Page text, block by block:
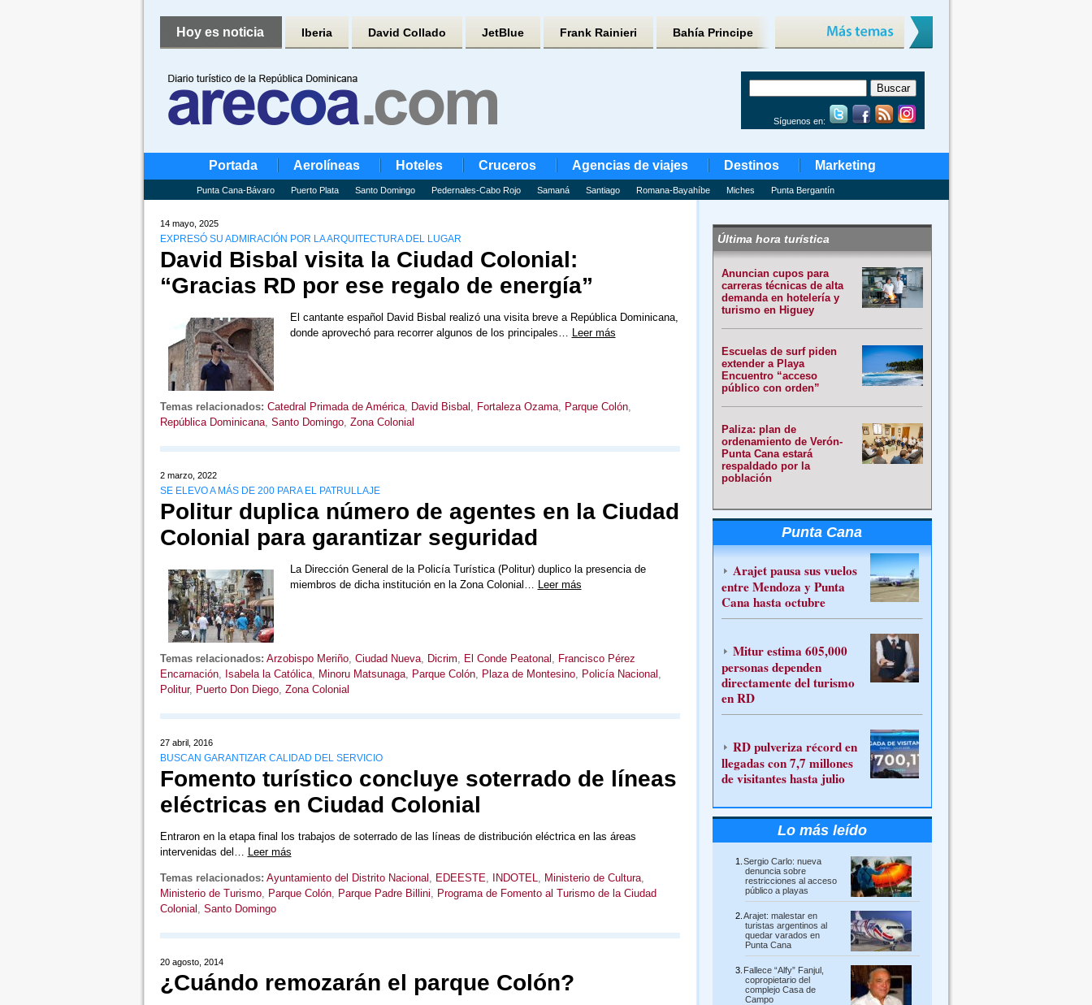
Hoy es noticia Iberia David Collado JetBlue Frank Rainieri Bahía Principe
Síguenos en:
Portada Aerolíneas Hoteles Cruceros Agencias de viajes Destinos Marketing
Punta Cana-Bávaro Puerto Plata Santo Domingo Pedernales-Cabo Rojo Samaná Santiago Romana-Bayahíbe Miches Punta Bergantín
14 mayo, 2025
EXPRESÓ SU ADMIRACIÓN POR LA ARQUITECTURA DEL LUGAR
David Bisbal visita la Ciudad Colonial:
“Gracias RD por ese regalo de energía”
El cantante español David Bisbal realizó una visita breve a República Dominicana,
donde aprovechó para recorrer algunos de los principales… Leer más
Temas relacionados: Catedral Primada de América, David Bisbal , Fortaleza Ozama, Parque Colón,
República Dominicana, Santo Domingo, Zona Colonial
2 marzo, 2022
SE ELEVO A MÁS DE 200 PARA EL PATRULLAJE
Politur duplica número de agentes en la Ciudad
Colonial para garantizar seguridad
La Dirección General de la Policía Turística (Politur) duplico la presencia de
miembros de dicha institución en la Zona Colonial… Leer más
Temas relacionados: Arzobispo Meriño, Ciudad Nueva, Dicrim, El Conde Peatonal , Francisco Pérez
Encarnación, Isabela la Católica, Minoru Matsunaga, Parque Colón, Plaza de Montesino, Policía Nacional ,
Politur, Puerto Don Diego, Zona Colonial
27 abril, 2016
BUSCAN GARANTIZAR CALIDAD DEL SERVICIO
Fomento turístico concluye soterrado de líneas
eléctricas en Ciudad Colonial
Entraron en la etapa final los trabajos de soterrado de las líneas de distribución eléctrica en las áreas
intervenidas del… Leer más
Temas relacionados: Ayuntamiento del Distrito Nacional , EDEESTE, INDOTEL, Ministerio de Cultura,
Ministerio de Turismo, Parque Colón, Parque Padre Billini, Programa de Fomento al Turismo de la Ciudad
Colonial , Santo Domingo
20 agosto, 2014
¿Cuándo remozarán el parque Colón?
Última hora turística
Anuncian cupos para
carreras técnicas de alta
demanda en hotelería y
turismo en Higuey
Escuelas de surf piden
extender a Playa
Encuentro “acceso
público con orden”
Paliza: plan de
ordenamiento de Verón-
Punta Cana estará
respaldado por la
población
Punta Cana
Arajet pausa sus vuelos
entre Mendoza y Punta
Cana hasta octubre
Mitur estima 605,000
personas dependen
directamente del turismo
en RD
RD pulveriza récord en
llegadas con 7,7 millones
de visitantes hasta julio
Lo más leído
Sergio Carlo: nueva
denuncia sobre
restricciones al acceso
público a playas
Arajet: malestar en
turistas argentinos al
quedar varados en
Punta Cana
Fallece “Alfy” Fanjul,
copropietario del
complejo Casa de
Campo